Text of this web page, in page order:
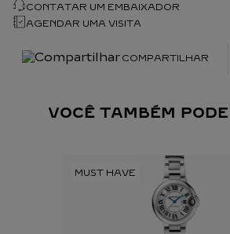
CONTATAR UM EMBAIXADOR
AGENDAR UMA VISITA
COMPARTILHAR
VOCÊ TAMBÉM